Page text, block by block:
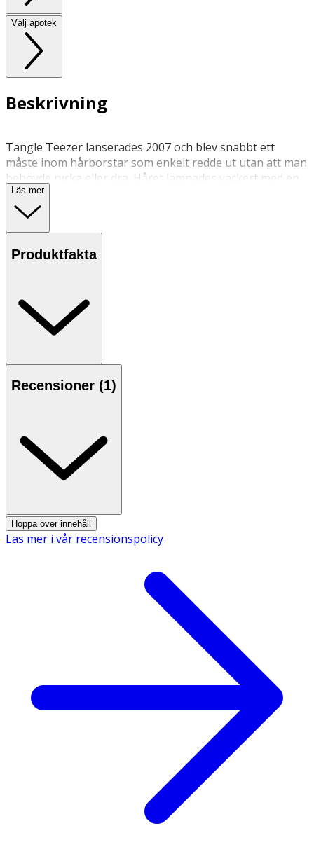
Välj apotek
Beskrivning
Tangle Teezer lanserades 2007 och blev snabbt ett
måste inom hårborstar som enkelt redde ut utan att man
behövde rycka eller dra. Håret lämnades vackert med en
hälsosam glans. Idag är vi ett globalt hårborstmärke som
har vunnit åtskilliga utmärkelser och användare. Vi
fantastiskt hår. Andvänd inte med värme.
hårrötter till toppar utan problem. Fortsätt borsta längs
med huvudet och hela håret. Borsten kan även användas
för att fördela schampo och balsam i vått hår.
Inte definierad
OK för gravida och ammande:
Läs mer
Produktfakta
Recensioner (1)
Hoppa över innehåll
Läs mer i vår recensionspolicy